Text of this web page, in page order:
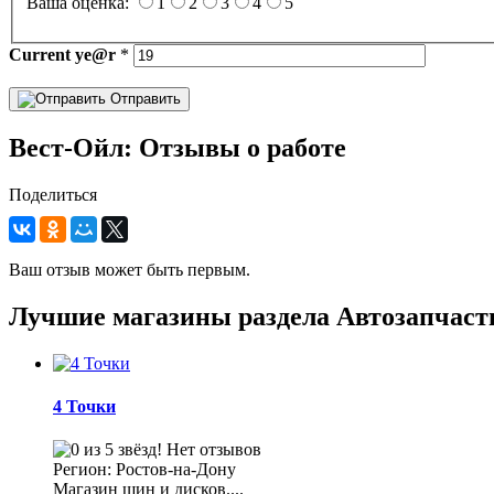
Current ye@r *
Отправить
Вест-Ойл: Отзывы о работе
Поделиться
Ваш отзыв может быть первым.
Лучшие магазины раздела
4 Точки
Нет отзывов
Регион: Ростов-на-Дону
Магазин шин и дисков....